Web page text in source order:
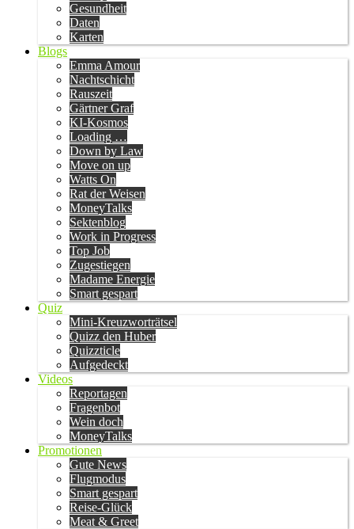
Gesundheit
Daten
Karten
Blogs
Emma Amour
Nachtschicht
Rauszeit
Gärtner Graf
KI-Kosmos
Loading …
Down by Law
Move on up
Watts On
Rat der Weisen
MoneyTalks
Sektenblog
Work in Progress
Top Job
Zugestiegen
Madame Energie
Smart gespart
Quiz
Mini-Kreuzworträtsel
Quizz den Huber
Quizzticle
Aufgedeckt
Videos
Reportagen
Fragenbot
Wein doch
MoneyTalks
Promotionen
Gute News
Flugmodus
Smart gespart
Reise-Glück
Meat & Greet